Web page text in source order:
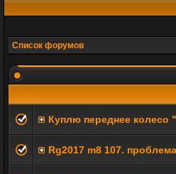
Список форумов
Куплю переднее колесо
Rg2017 m8 107.